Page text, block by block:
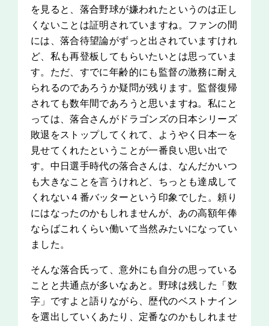
を見ると、落合野球が嫌われたというのは正し
くないことは証明されていますね。ファンの間
には、落合待望論がずっと出されていますけれ
ど、私も再登板してもらいたいとは思っていま
す。ただ、すでに年齢的にも監督の激務に耐え
られるのであろうか疑問が残ります。監督復帰
されても数年間であろうと思いますね。私にと
っては、落合さんがドラゴンズの日本シリーズ
敗退をストップしてくれて、ようやく日本一を
見せてくれたということが一番良い思い出で
す。中日選手時代の落合さんは、なんだかいつ
も大きなことを言うけれど、ちっとも達成して
くれない４番バッターという印象でした。頼り
にはなったのかもしれませんが、あの高額年俸
ならばこれくらい働いて当然みたいになってい
ました。
そんな落合氏って、意外にも自分の思っている
ことと共通点が多いなあと。野球は残した「数
字」ですよと語りながら、歴代のベストナイン
を選出していくあたり、定番なのかもしれませ